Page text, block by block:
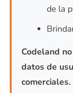
de la
Codeland
datos de
comerciales.